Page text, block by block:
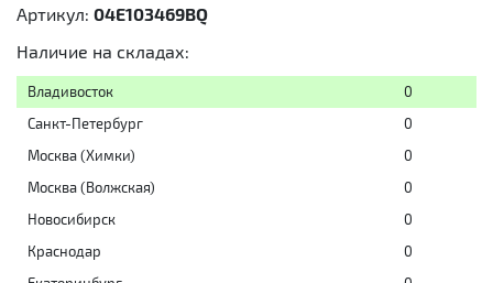
Артикул: 04E103469BQ
Наличие на складах:
Владивосток
0
Санкт-Петербург
0
Москва (Химки)
0
Москва (Волжская)
0
Новосибирск
0
Краснодар
0